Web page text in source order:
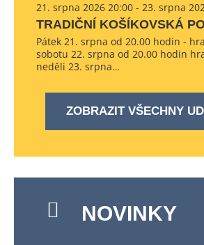
21. srpna 2026 20:00 - 23. srpna
TRADIČNÍ KOŠÍKOVSKÁ
Pátek 21. srpna od 20.00 hodin -
sobotu 22. srpna od 20.00 hodin
neděli 23. srpna…
ZOBRAZIT VŠECHNY
NOVINKY